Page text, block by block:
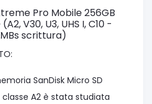
Pro Mobile 256GB
V30, U3, UHS I, C10 -
scrittura)
SanDisk Micro SD
A2 è stata studiata